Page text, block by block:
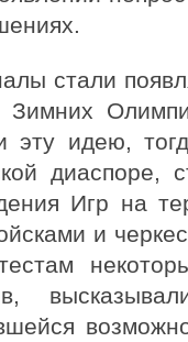
стали
Зимних
эту идею,
диаспоре,
Игр на
и